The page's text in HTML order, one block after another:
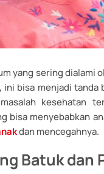
yang sering dialami
bisa menjadi tanda
kesehatan
bisa menyebabkan
dan mencegahnya.
Batuk dan